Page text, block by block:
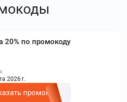
20% по промокоду
2026 г.
промокод